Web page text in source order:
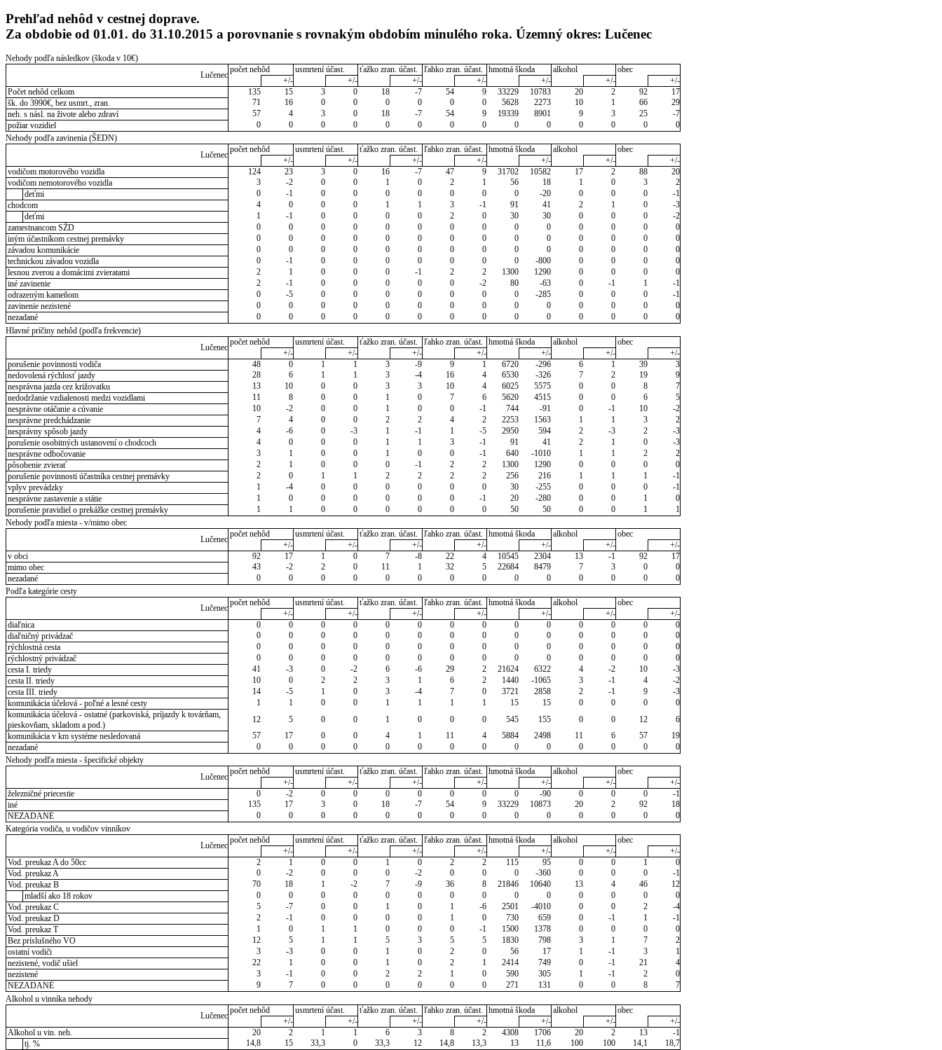
Prehľad nehôd v cestnej doprave.
Za obdobie od 01.01. do 31.10.2015 a porovnanie s rovnakým obdobím minulého roka. Územný okres: Lučenec
Nehody podľa následkov (škoda v 10€)
Lučenec
počet nehôd usmrtení účast. ťažko zran. účast. ľahko zran. účast. hmotná škoda alkohol
obec
+/-
+/- +/- +/- +/- +/-
+/-
Počet nehôd celkom
135 15 3 0 18 -7 54 9 33229 10783 20 2 92
17
šk. do 3990€, bez usmrt., zran.
71 16 0 0 0 0 0 0 5628 2273 10 1 66
29
neh. s násl. na živote alebo zdraví
57 4 3 0 18 -7 54 9 19339 8901 9 3 25
-7
požiar vozidiel
0 0 0 0 0 0 0 0 0 0 0 0 0
0
Nehody podľa zavinenia (ŠEDN)
Lučenec
počet nehôd usmrtení účast. ťažko zran. účast. ľahko zran. účast. hmotná škoda alkohol
obec
+/-
+/- +/- +/- +/- +/-
+/-
vodičom motorového vozidla
124 23 3 0 16 -7 47 9 31702 10582 17 2 88
20
vodičom nemotorového vozidla
3 -2 0 0 1 0 2 1 56 18 1 0 3
2
deťmi
0 -1 0 0 0 0 0 0 0 -20 0 0 0
-1
chodcom
4 0 0 0 1 1 3 -1 91 41 2 1 0
-3
deťmi
1 -1 0 0 0 0 2 0 30 30 0 0 0
-2
zamestnancom SŽD
0 0 0 0 0 0 0 0 0 0 0 0 0
0
iným účastníkom cestnej premávky
0 0 0 0 0 0 0 0 0 0 0 0 0
0
závadou komunikácie
0 0 0 0 0 0 0 0 0 0 0 0 0
0
technickou závadou vozidla
0 -1 0 0 0 0 0 0 0 -800 0 0 0
0
lesnou zverou a domácimi zvieratami
2 1 0 0 0 -1 2 2 1300 1290 0 0 0
0
iné zavinenie
2 -1 0 0 0 0 0 -2 80 -63 0 -1 1
-1
odrazeným kameňom
0 -5 0 0 0 0 0 0 0 -285 0 0 0
-1
zavinenie nezistené
0 0 0 0 0 0 0 0 0 0 0 0 0
0
nezadané
0 0 0 0 0 0 0 0 0 0 0 0 0
0
Hlavné príčiny nehôd (podľa frekvencie)
Lučenec
počet nehôd usmrtení účast. ťažko zran. účast. ľahko zran. účast. hmotná škoda alkohol
obec
+/-
+/- +/- +/- +/- +/-
+/-
porušenie povinnosti vodiča
48 0 1 1 3 -9 9 1 6720 -296 6 1 39
3
nedovolená rýchlosť jazdy
28 6 1 1 3 -4 16 4 6530 -326 7 2 19
9
nesprávna jazda cez križovatku
13 10 0 0 3 3 10 4 6025 5575 0 0 8
7
nedodržanie vzdialenosti medzi vozidlami
11 8 0 0 1 0 7 6 5620 4515 0 0 6
5
nesprávne otáčanie a cúvanie
10 -2 0 0 1 0 0 -1 744 -91 0 -1 10
-2
nesprávne predchádzanie
7 4 0 0 2 2 4 2 2253 1563 1 1 3
2
nesprávny spôsob jazdy
4 -6 0 -3 1 -1 1 -5 2950 594 2 -3 2
-3
porušenie osobitných ustanovení o chodcoch
4 0 0 0 1 1 3 -1 91 41 2 1 0
-3
nesprávne odbočovanie
3 1 0 0 1 0 0 -1 640 -1010 1 1 2
2
pôsobenie zvierať
2 1 0 0 0 -1 2 2 1300 1290 0 0 0
0
porušenie povinnosti účastníka cestnej premávky
2 0 1 1 2 2 2 2 256 216 1 1 1
-1
vplyv prevádzky
1 -4 0 0 0 0 0 0 30 -255 0 0 0
-1
nesprávne zastavenie a státie
1 0 0 0 0 0 0 -1 20 -280 0 0 1
0
porušenie pravidiel o prekážke cestnej premávky
1 1 0 0 0 0 0 0 50 50 0 0 1
1
Nehody podľa miesta - v/mimo obec
Lučenec
počet nehôd usmrtení účast. ťažko zran. účast. ľahko zran. účast. hmotná škoda alkohol
obec
+/-
+/- +/- +/- +/- +/-
+/-
v obci
92 17 1 0 7 -8 22 4 10545 2304 13 -1 92
17
mimo obec
43 -2 2 0 11 1 32 5 22684 8479 7 3 0
0
nezadané
0 0 0 0 0 0 0 0 0 0 0 0 0
0
Podľa kategórie cesty
Lučenec
počet nehôd usmrtení účast. ťažko zran. účast. ľahko zran. účast. hmotná škoda alkohol
obec
+/-
+/- +/- +/- +/- +/-
+/-
diaľnica
0 0 0 0 0 0 0 0 0 0 0 0 0
0
diaľničný privádzač
0 0 0 0 0 0 0 0 0 0 0 0 0
0
rýchlostná cesta
0 0 0 0 0 0 0 0 0 0 0 0 0
0
rýchlostný privádzač
0 0 0 0 0 0 0 0 0 0 0 0 0
0
cesta I. triedy
41 -3 0 -2 6 -6 29 2 21624 6322 4 -2 10
-3
cesta II. triedy
10 0 2 2 3 1 6 2 1440 -1065 3 -1 4
-2
cesta III. triedy
14 -5 1 0 3 -4 7 0 3721 2858 2 -1 9
-3
komunikácia účelová - poľné a lesné cesty
1 1 0 0 1 1 1 1 15 15 0 0 0
0
komunikácia účelová - ostatné (parkoviská, príjazdy k továrňam,
pieskovňam, skladom a pod.)
12 5 0 0 1 0 0 0 545 155 0 0 12
6
komunikácia v km systéme nesledovaná
57 17 0 0 4 1 11 4 5884 2498 11 6 57
19
nezadané
0 0 0 0 0 0 0 0 0 0 0 0 0
0
Nehody podľa miesta - špecifické objekty
Lučenec
počet nehôd usmrtení účast. ťažko zran. účast. ľahko zran. účast. hmotná škoda alkohol
obec
+/-
+/- +/- +/- +/- +/-
+/-
železničné priecestie
0 -2 0 0 0 0 0 0 0 -90 0 0 0
-1
iné
135 17 3 0 18 -7 54 9 33229 10873 20 2 92
18
NEZADANÉ
0 0 0 0 0 0 0 0 0 0 0 0 0
0
Kategória vodiča, u vodičov vinníkov
Lučenec
počet nehôd usmrtení účast. ťažko zran. účast. ľahko zran. účast. hmotná škoda alkohol
obec
+/-
+/- +/- +/- +/- +/-
+/-
Vod. preukaz A do 50cc
2 1 0 0 1 0 2 2 115 95 0 0 1
0
Vod. preukaz A
0 -2 0 0 0 -2 0 0 0 -360 0 0 0
-1
Vod. preukaz B
70 18 1 -2 7 -9 36 8 21846 10640 13 4 46
12
mladší ako 18 rokov
0 0 0 0 0 0 0 0 0 0 0 0 0
0
Vod. preukaz C
5 -7 0 0 1 0 1 -6 2501 -4010 0 0 2
-4
Vod. preukaz D
2 -1 0 0 0 0 1 0 730 659 0 -1 1
-1
Vod. preukaz T
1 0 1 1 0 0 0 -1 1500 1378 0 0 0
0
Bez príslušného VO
12 5 1 1 5 3 5 5 1830 798 3 1 7
2
ostatní vodiči
3 -3 0 0 1 0 2 0 56 17 1 -1 3
1
nezistené, vodič ušiel
22 1 0 0 1 0 2 1 2414 749 0 -1 21
4
nezistené
3 -1 0 0 2 2 1 0 590 305 1 -1 2
0
NEZADANÉ
9 7 0 0 0 0 0 0 271 131 0 0 8
7
Alkohol u vinníka nehody
Lučenec
počet nehôd usmrtení účast. ťažko zran. účast. ľahko zran. účast. hmotná škoda alkohol
obec
+/-
+/- +/- +/- +/- +/-
+/-
Alkohol u vin. neh.
20 2 1 1 6 3 8 2 4308 1706 20 2 13
-1
tj. %
14,8 15 33,3 0 33,3 12 14,8 13,3 13 11,6 100 100 14,1
18,7